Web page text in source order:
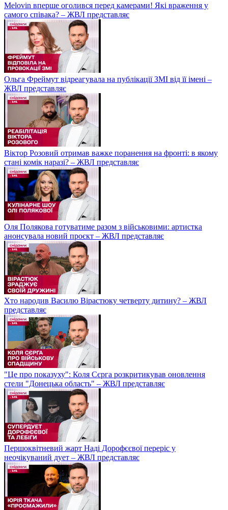
Melovin вперше оголився перед камерами! Які враження у
самого співака? – ЖВЛ представляє
Ольга Фреймут відреагувала на публікації ЗМІ від її імені –
ЖВЛ представляє
Віктор Розовий отримав важке поранення на фронті: в якому
стані комік наразі? – ЖВЛ представляє
Оля Полякова готуватиме разом з військовими: артистка
анонсувала новий проєкт – ЖВЛ представляє
Хто народив Василю Вірастюку четверту дитину? – ЖВЛ
представляє
"Це про показуху": Коля Сєрга розкритикував оновлення
стели "Донецька область" – ЖВЛ представляє
Першоквітневий жарт Наді Дорофєєвої переріс у
неочікуваний дует – ЖВЛ представляє